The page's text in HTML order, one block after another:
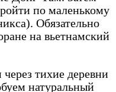
по маленькому
Обязательно
на вьетнамский
тихие деревни
натуральный